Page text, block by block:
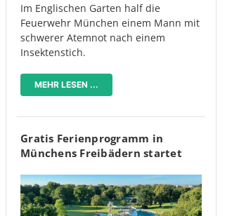
Im Englischen Garten half die
Feuerwehr München einem Mann mit
schwerer Atemnot nach einem
Insektenstich.
MEHR LESEN ...
Gratis Ferienprogramm in
Münchens Freibädern startet